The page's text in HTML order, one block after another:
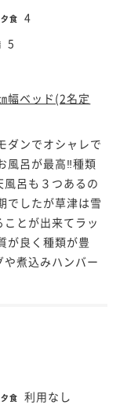
夕食 4
5
幅ベッド(2名定
ダンでオシャレで
風呂が最高‼︎種類
呂も３つあるの
でしたが草津は雪
とが出来てラッ
が良く種類が豊
煮込みハンバー
夕食 利用なし